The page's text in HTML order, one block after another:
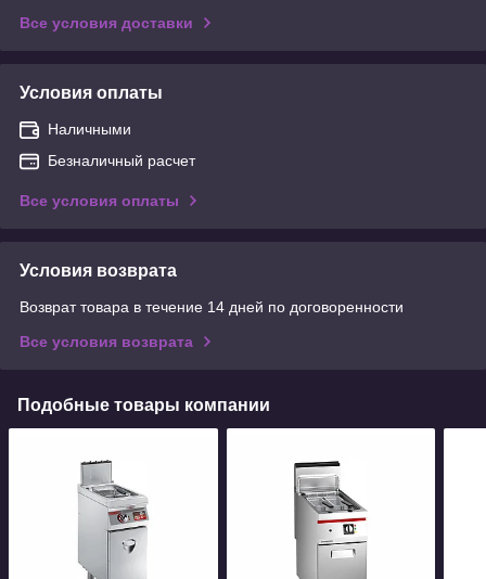
Все условия доставки
Условия оплаты
Наличными
Безналичный расчет
Все условия оплаты
Условия возврата
Возврат товара в течение 14 дней по договоренности
Все условия возврата
Подобные товары компании